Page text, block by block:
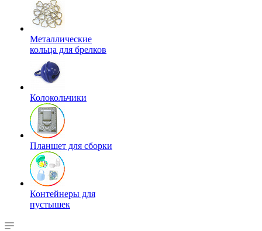
Металлические
кольца для брелков
Колокольчики
Планшет для сборки
Контейнеры для
пустышек